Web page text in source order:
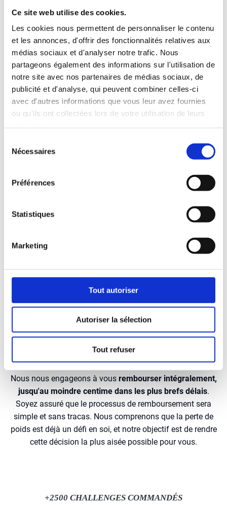
Ce site web utilise des cookies.
Les cookies nous permettent de personnaliser le contenu
et les annonces, d'offrir des fonctionnalités relatives aux
médias sociaux et d'analyser notre trafic. Nous
partageons également des informations sur l'utilisation de
notre site avec nos partenaires de médias sociaux, de
publicité et d'analyse, qui peuvent combiner celles-ci
avec d'autres informations que vous leur avez fournies
ou qu'ils ont collectées lors de votre utilisation de leurs
Nécessaires
Préférences
Statistiques
Marketing
Tout autoriser
Autoriser la sélection
Tout refuser
Livraison
j'accepte les Conditions d'Utilisation et Politique de Confidentialité.
GARANTIE SATISFAIT OU REMBOURSÉ
Nous sommes persuadés que vous allez adorer Happy
Smoothie Challenge, mais si pour une raison ou une autre
vous n'êtes pas ravi...
suivante :
emma@happy-smoothie.com
Nous nous engageons à vous rembourser intégralement,
jusqu'au moindre centime dans les plus brefs délais.
Soyez assuré que le processus de remboursement sera
simple et sans tracas. Nous comprenons que la perte de
poids est déjà un défi en soi, et notre objectif est de rendre
cette décision la plus aisée possible pour vous.
+2500 CHALLENGES COMMANDÉS